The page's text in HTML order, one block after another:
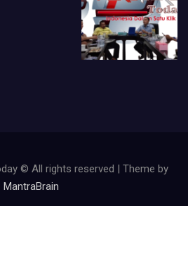
© All rights reserved | Theme by
MantraBrain